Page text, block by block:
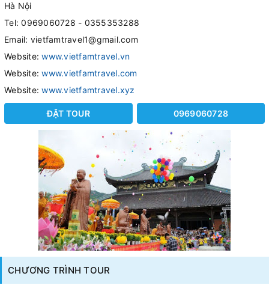
CHƯƠNG TRÌNH TOUR
Hà Nội
Tel: 0969060728 - 0355353288
Email: vietfamtravel1@gmail.com
Website:www.vietfamtravel.vn
Website:www.vietfamtravel.com
Website:www.vietfamtravel.xyz
ĐẶT TOUR 0969060728